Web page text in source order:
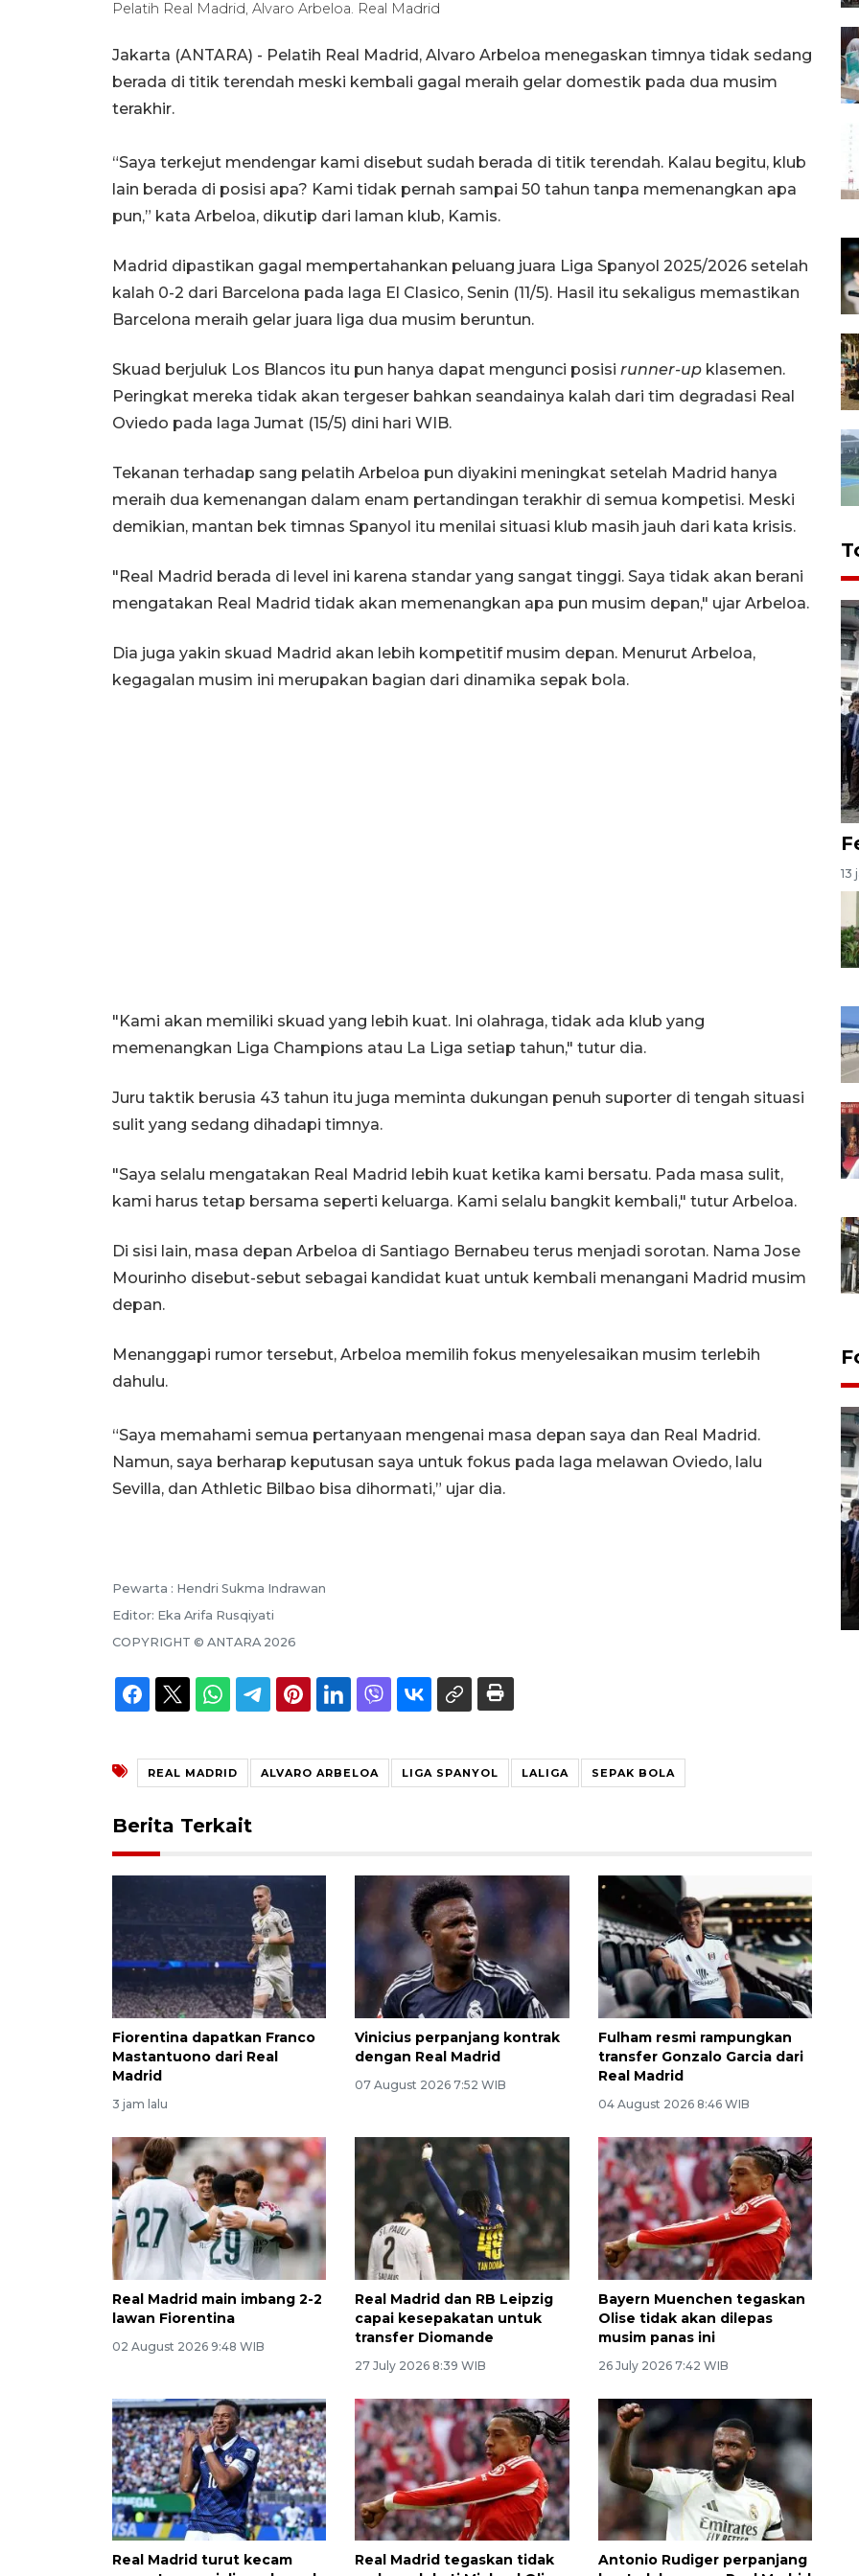
Pelatih Real Madrid, Alvaro Arbeloa. Real Madrid
Jakarta (ANTARA) - Pelatih Real Madrid, Alvaro Arbeloa menegaskan timnya tidak sedang
berada di titik terendah meski kembali gagal meraih gelar domestik pada dua musim
terakhir.
“Saya terkejut mendengar kami disebut sudah berada di titik terendah. Kalau begitu, klub
lain berada di posisi apa? Kami tidak pernah sampai 50 tahun tanpa memenangkan apa
pun,” kata Arbeloa, dikutip dari laman klub, Kamis.
Madrid dipastikan gagal mempertahankan peluang juara Liga Spanyol 2025/2026 setelah
kalah 0-2 dari Barcelona pada laga El Clasico, Senin (11/5). Hasil itu sekaligus memastikan
Barcelona meraih gelar juara liga dua musim beruntun.
Skuad berjuluk Los Blancos itu pun hanya dapat mengunci posisi runner-up klasemen.
Peringkat mereka tidak akan tergeser bahkan seandainya kalah dari tim degradasi Real
Oviedo pada laga Jumat (15/5) dini hari WIB.
Tekanan terhadap sang pelatih Arbeloa pun diyakini meningkat setelah Madrid hanya
meraih dua kemenangan dalam enam pertandingan terakhir di semua kompetisi. Meski
demikian, mantan bek timnas Spanyol itu menilai situasi klub masih jauh dari kata krisis.
"Real Madrid berada di level ini karena standar yang sangat tinggi. Saya tidak akan berani
mengatakan Real Madrid tidak akan memenangkan apa pun musim depan," ujar Arbeloa.
Dia juga yakin skuad Madrid akan lebih kompetitif musim depan. Menurut Arbeloa,
kegagalan musim ini merupakan bagian dari dinamika sepak bola.
"Kami akan memiliki skuad yang lebih kuat. Ini olahraga, tidak ada klub yang
memenangkan Liga Champions atau La Liga setiap tahun," tutur dia.
Juru taktik berusia 43 tahun itu juga meminta dukungan penuh suporter di tengah situasi
sulit yang sedang dihadapi timnya.
"Saya selalu mengatakan Real Madrid lebih kuat ketika kami bersatu. Pada masa sulit,
kami harus tetap bersama seperti keluarga. Kami selalu bangkit kembali," tutur Arbeloa.
Di sisi lain, masa depan Arbeloa di Santiago Bernabeu terus menjadi sorotan. Nama Jose
Mourinho disebut-sebut sebagai kandidat kuat untuk kembali menangani Madrid musim
depan.
Menanggapi rumor tersebut, Arbeloa memilih fokus menyelesaikan musim terlebih
dahulu.
“Saya memahami semua pertanyaan mengenai masa depan saya dan Real Madrid.
Namun, saya berharap keputusan saya untuk fokus pada laga melawan Oviedo, lalu
Sevilla, dan Athletic Bilbao bisa dihormati,” ujar dia.
Pewarta : Hendri Sukma Indrawan
Editor: Eka Arifa Rusqiyati
COPYRIGHT © ANTARA 2026
REAL MADRID ALVARO ARBELOA LIGA SPANYOL LALIGA SEPAK BOLA
Berita Terkait
Fiorentina dapatkan Franco
Mastantuono dari Real
Madrid
3 jam lalu
Vinicius perpanjang kontrak
dengan Real Madrid
07 August 2026 7:52 WIB
Fulham resmi rampungkan
transfer Gonzalo Garcia dari
Real Madrid
04 August 2026 8:46 WIB
Real Madrid main imbang 2-2
lawan Fiorentina
02 August 2026 9:48 WIB
Real Madrid dan RB Leipzig
capai kesepakatan untuk
transfer Diomande
27 July 2026 8:39 WIB
Bayern Muenchen tegaskan
Olise tidak akan dilepas
musim panas ini
26 July 2026 7:42 WIB
Real Madrid turut kecam
Real Madrid tegaskan tidak
Antonio Rudiger perpanjang
13